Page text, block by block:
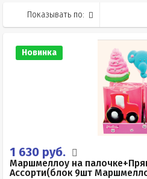
Показывать по:
Новинка
1 630 руб.
Маршмеллоу на
Ассорти(блок 9шт